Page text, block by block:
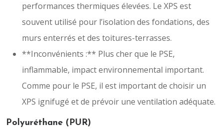
performances thermiques élevées. Le XPS est
souvent utilisé pour l’isolation des fondations, des
murs enterrés et des toitures-terrasses.
**Inconvénients :** Plus cher que le PSE,
inflammable, impact environnemental important.
Comme pour le PSE, il est important de choisir un
XPS ignifugé et de prévoir une ventilation adéquate.
Polyuréthane (PUR)